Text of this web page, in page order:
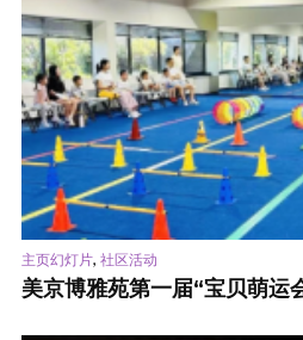
主页幻灯片, 社区活动
美京博雅苑第一届“宝贝萌运